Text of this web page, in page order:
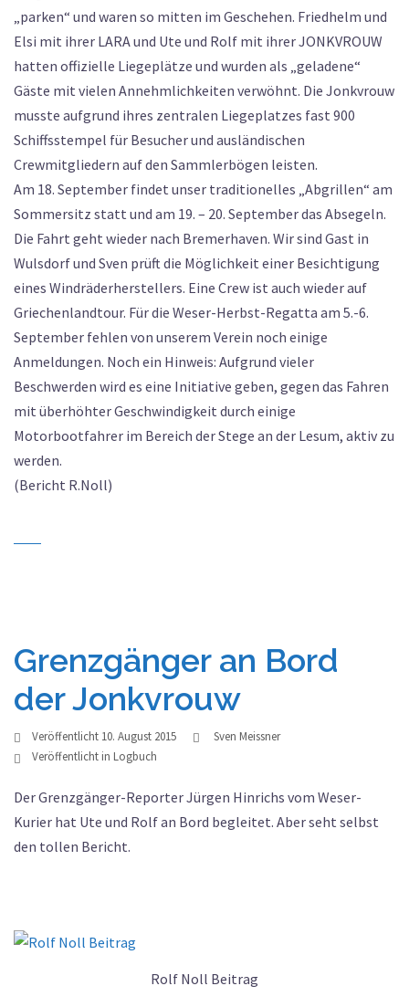
„parken“ und waren so mitten im Geschehen. Friedhelm und
Elsi mit ihrer LARA und Ute und Rolf mit ihrer JONKVROUW
hatten offizielle Liegeplätze und wurden als „geladene“
Gäste mit vielen Annehmlichkeiten verwöhnt. Die Jonkvrouw
musste aufgrund ihres zentralen Liegeplatzes fast 900
Schiffsstempel für Besucher und ausländischen
Crewmitgliedern auf den Sammlerbögen leisten.
Am 18. September findet unser traditionelles „Abgrillen“ am
Sommersitz statt und am 19. – 20. September das Absegeln.
Die Fahrt geht wieder nach Bremerhaven. Wir sind Gast in
Wulsdorf und Sven prüft die Möglichkeit einer Besichtigung
eines Windräderherstellers. Eine Crew ist auch wieder auf
Griechenlandtour. Für die Weser-Herbst-Regatta am 5.-6.
September fehlen von unserem Verein noch einige
Anmeldungen. Noch ein Hinweis: Aufgrund vieler
Beschwerden wird es eine Initiative geben, gegen das Fahren
mit überhöhter Geschwindigkeit durch einige
Motorbootfahrer im Bereich der Stege an der Lesum, aktiv zu
werden.
(Bericht R.Noll)
Grenzgänger an Bord
der Jonkvrouw
Veröffentlicht 10. August 2015
Sven Meissner
Veröffentlicht in Logbuch
Der Grenzgänger-Reporter Jürgen Hinrichs vom Weser-
Kurier hat Ute und Rolf an Bord begleitet. Aber seht selbst
den tollen Bericht.
Rolf Noll Beitrag